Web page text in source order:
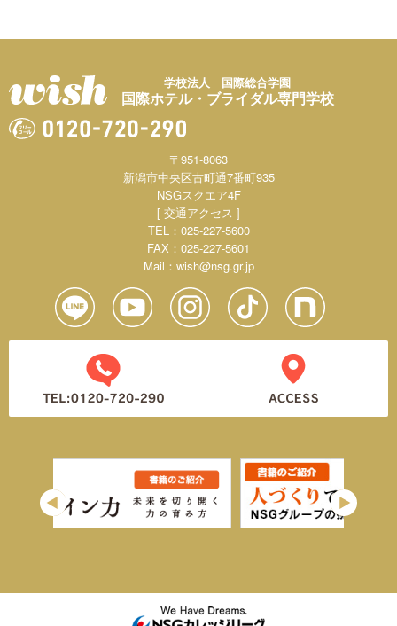
学校法人 国際総合学園
国際ホテル・ブライダル専門学校
〒951-8063
新潟市中央区古町通7番町935
NSGスクエア4F
[ 交通アクセス ]
TEL：025-227-5600
FAX：025-227-5601
Mail： wish@nsg.gr.jp